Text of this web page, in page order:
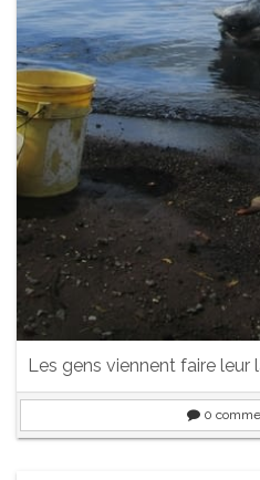
Les gens viennent faire leur
0